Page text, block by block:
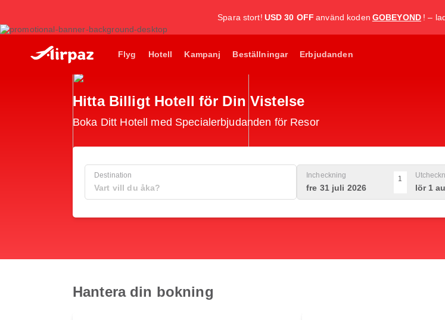
Spara stort! USD 30 OFF använd koden GOBEYOND ! –
Flyg Hotell Kampanj Beställningar Erbjudanden
Hitta Billigt Hotell för Din Vistelse
Boka Ditt Hotell med Specialerbjudanden för Resor
Destination Incheckning
fre 31 juli 2026
1
lör 1
Hantera din bokning